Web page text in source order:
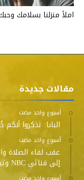
املأ منزلنا بسلامك
مقالات جديدة
‫‫‫‏‫أسبوع واحد مضت‬
البابا: تذكروا
‫‫‫‏‫أسبوع واحد مضت‬
عقب لقاء الصلاة
إلى قناتَي NBC وتيليموندو الأمريكيتين